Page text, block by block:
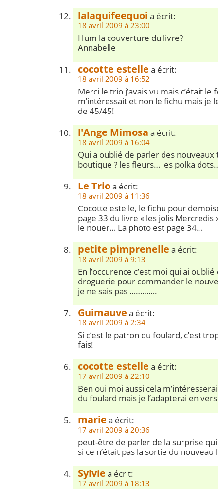
lalaquifeequoi a écrit:
18 avril 2009 à 23:00
Hum la couverture du livre?
Annabelle
cocotte estelle a écrit:
18 avril 2009 à 16:52
Merci le trio j’avais vu mais c’était le
m’intéressait et non le fichu mais je
de 45/45!
l'Ange Mimosa a écrit:
18 avril 2009 à 16:04
Qui a oublié de parler des nouveaux
boutique ? les fleurs… les polka dots…
Le Trioa écrit:
18 avril 2009 à 11:36
Cocotte estelle, le fichu pour
page 33 du livre « les jolis Mercredis
le nouer… La photo est page 34…
petite pimprenelle a écrit:
18 avril 2009 à 9:13
En l’occurence c’est moi qui ai oublié
droguerie pour commander le
je ne sais pas ………….
Guimauve a écrit:
18 avril 2009 à 2:34
Si c’est le patron du foulard, c’est
fais!
cocotte estelle a écrit:
17 avril 2009 à 22:10
Ben oui moi aussi cela
du foulard mais je l’adapterai en
marie a écrit:
17 avril 2009 à 20:36
peut-être de parler de la surprise
si ce n’était pas la sortie du
Sylvie a écrit:
17 avril 2009 à 18:13